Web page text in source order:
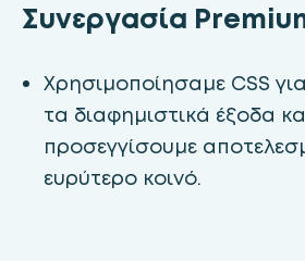
Συνεργασία
Χρησιμοποίησαμε CSS
τα διαφημιστικά έξοδα
προσεγγίσουμε
ευρύτερο κοινό.